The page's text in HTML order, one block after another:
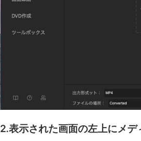
2.表示された画面の左上にメデ